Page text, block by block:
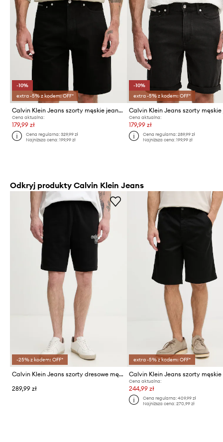
-10%
extra -5% z kodem: OFF*
Calvin Klein Jeans szorty męskie jeansowe
Cena aktualna:
179,99 zł
Cena regularna:329,99 zł
Najniższa cena:199,99 zł
-10%
extra -5% z kodem: OFF*
Cena aktualna:
179,99 zł
Cena regularna: 289,99 zł
Najniższa cena: 199,99 zł
Odkryj produkty Calvin Klein Jeans
-25% z kodem: OFF*
Calvin Klein Jeans szorty dresowe męskie bawełniane
289,99 zł
extra -5% z kodem: OFF*
Cena aktualna:
244,99 zł
Cena regularna: 409,99 zł
Najniższa cena: 270,99 zł